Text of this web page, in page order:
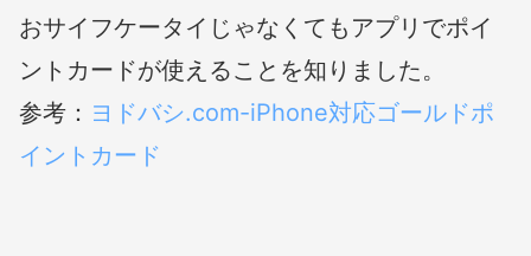
おサイフケータイじゃなくてもアプリでポイ
ントカードが使えることを知りました。
参考： ヨドバシ.com-iPhone対応ゴールドポ
イントカード